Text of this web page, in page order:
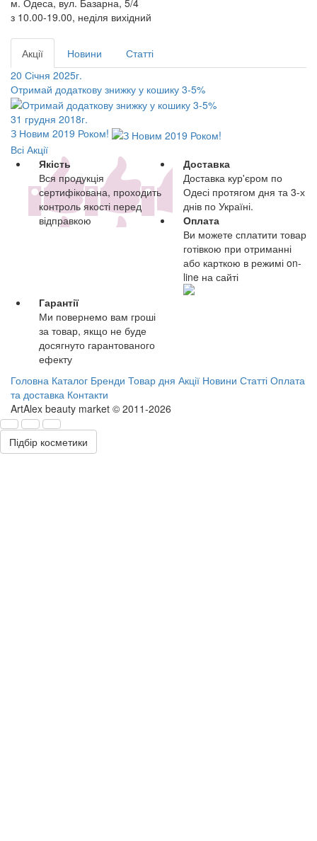
м. Одеса, вул. Базарна, 5/4
з 10.00-19.00, неділя вихідний
Акції Новини
Статті
20 Січня 2025г.
Отримай додаткову знижку у кошику 3-5%
31 грудня 2018г.
З Новим 2019 Роком!
Всі Акції
Якість
Вся продукція
сертифікована, проходить
контроль якості перед
відправкою
Доставка
Доставка кур'єром по
Одесі протягом дня та 3-х
днів по Україні.
Оплата
Ви можете сплатити товар
готівкою при отриманні
або карткою в режимі on-
line на сайті
Гарантії
Ми повернемо вам гроші
за товар, якщо не буде
досягнуто гарантованого
ефекту
Головна Каталог Бренди Товар дня Акції Новини Статті Оплата
та доставка Контакти
ArtAlex beauty market © 2011-2026
Підбір косметики